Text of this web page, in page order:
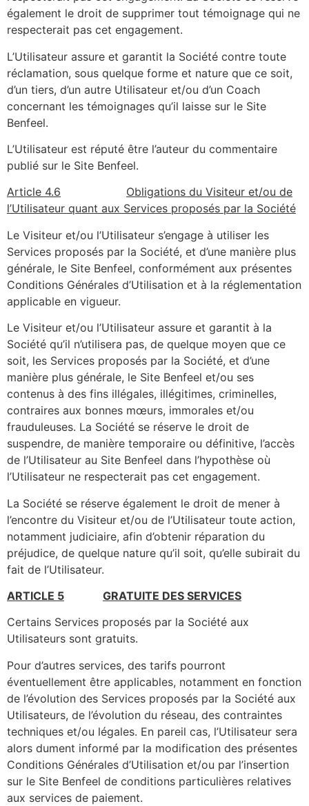
également le droit de supprimer tout témoignage qui ne
respecterait pas cet engagement.
L’Utilisateur assure et garantit la Société contre toute
réclamation, sous quelque forme et nature que ce soit,
d’un tiers, d’un autre Utilisateur et/ou d’un Coach
concernant les témoignages qu’il laisse sur le Site
Benfeel.
L’Utilisateur est réputé être l’auteur du commentaire
publié sur le Site Benfeel.
Article 4.6
Obligations du Visiteur et/ou de
l’Utilisateur quant aux Services proposés par la Société
Le Visiteur et/ou l’Utilisateur s’engage à utiliser les
Services proposés par la Société, et d’une manière plus
générale, le Site Benfeel, conformément aux présentes
Conditions Générales d’Utilisation et à la réglementation
applicable en vigueur.
Le Visiteur et/ou l’Utilisateur assure et garantit à la
Société qu’il n’utilisera pas, de quelque moyen que ce
soit, les Services proposés par la Société, et d’une
manière plus générale, le Site Benfeel et/ou ses
contenus à des fins illégales, illégitimes, criminelles,
contraires aux bonnes mœurs, immorales et/ou
frauduleuses. La Société se réserve le droit de
suspendre, de manière temporaire ou définitive, l’accès
de l’Utilisateur au Site Benfeel dans l’hypothèse où
l’Utilisateur ne respecterait pas cet engagement.
La Société se réserve également le droit de mener à
l’encontre du Visiteur et/ou de l’Utilisateur toute action,
notamment judiciaire, afin d’obtenir réparation du
préjudice, de quelque nature qu’il soit, qu’elle subirait du
fait de l’Utilisateur.
ARTICLE 5
GRATUITE DES SERVICES
Certains Services proposés par la Société aux
Utilisateurs sont gratuits.
Pour d’autres services, des tarifs pourront
éventuellement être applicables, notamment en fonction
de l’évolution des Services proposés par la Société aux
Utilisateurs, de l’évolution du réseau, des contraintes
techniques et/ou légales. En pareil cas, l’Utilisateur sera
alors dument informé par la modification des présentes
Conditions Générales d’Utilisation et/ou par l’insertion
sur le Site Benfeel de conditions particulières relatives
aux services de paiement.